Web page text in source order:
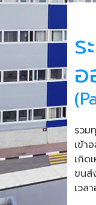
ร
รวม
เข้า
เกิด
ขนส่
เวล